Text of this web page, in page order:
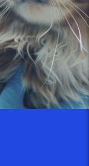
chien :
Dref